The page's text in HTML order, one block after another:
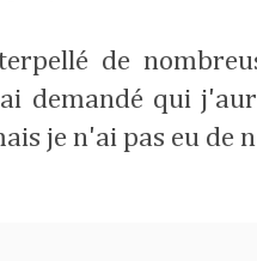
de
demandé qui
je n'ai pas eu de